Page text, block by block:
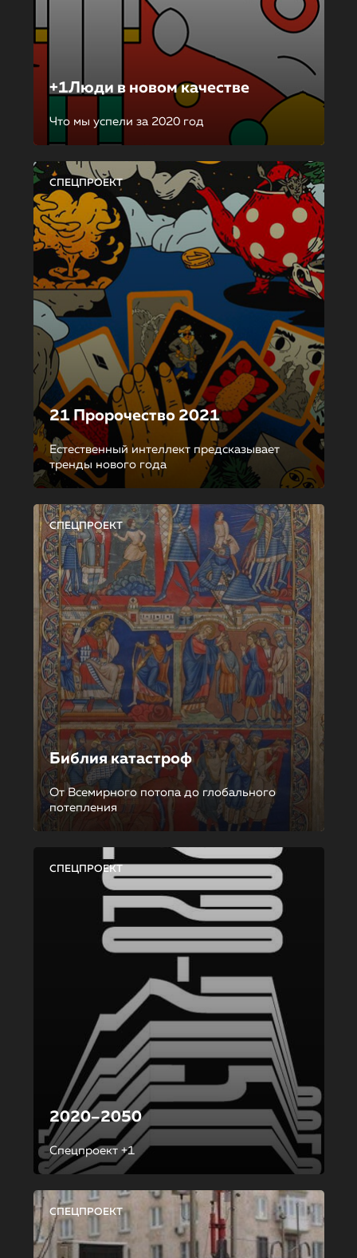
+1Люди в новом качестве
Что мы успели за 2020 год
СПЕЦПРОЕКТ
21 Пророчество 2021
Естественный интеллект предсказывает
тренды нового года
СПЕЦПРОЕКТ
Библия катастроф
От Всемирного потопа до глобального
потепления
СПЕЦПРОЕКТ
2020–2050
Спецпроект +1
СПЕЦПРОЕКТ